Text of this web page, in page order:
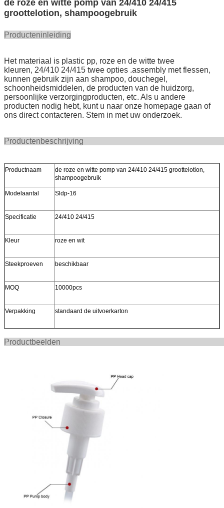
de roze en witte pomp van 24/410 24/415
groottelotion, shampoogebruik
Producteninleiding
Het materiaal is plastic pp, roze en de witte twee
kleuren, 24/410 24/415 twee opties .assembly met flessen,
kunnen gebruik zijn aan shampoo, douchegel,
schoonheidsmiddelen, de producten van de huidzorg,
persoonlijke verzorgingproducten, etc. Als u andere
producten nodig hebt, kunt u naar onze homepage gaan of
ons direct contacteren. Stem in met uw onderzoek.
Productnaam
de roze en witte pomp van 24/410 24/415 groottelotion,
shampoogebruik
Modelaantal Sldp-16
Specificatie 24/410 24/415
Kleur roze en wit
Steekproeven beschikbaar
MOQ 10000pcs
Verpakking standaard de uitvoerkarton